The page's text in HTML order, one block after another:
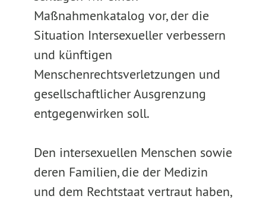
Maßnahmenkatalog vor, der die
Situation Intersexueller verbessern
und künftigen
Menschenrechtsverletzungen und
gesellschaftlicher Ausgrenzung
entgegenwirken soll.
Den intersexuellen Menschen sowie
deren Familien, die der Medizin
und dem Rechtstaat vertraut haben,